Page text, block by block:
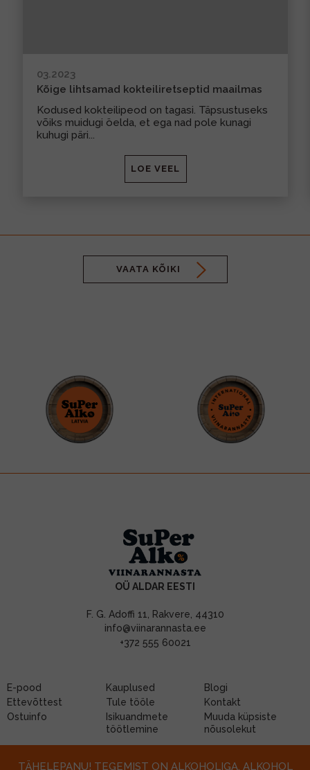
03.2023
Kõige lihtsamad kokteiliretseptid maailmas
Kodused kokteilipeod on tagasi. Täpsustuseks
võiks muidugi öelda, et ega nad pole kunagi
kuhugi päri...
LOE VEEL
VAATA KÕIKI
OÜ ALDAR EESTI
F. G. Adoffi 11, Rakvere, 44310
info@viinarannasta.ee
+372 555 60021
E-pood Kauplused
Blogi
Ettevõttest
Tule tööle
Kontakt
Ostuinfo
Isikuandmete
töötlemine
Muuda küpsiste
nõusolekut
TÄHELEPANU! TEGEMIST ON ALKOHOLIGA. ALKOHOL